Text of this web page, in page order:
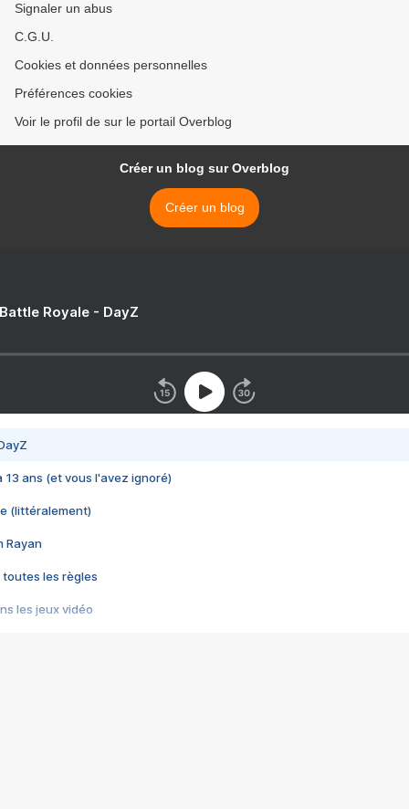
Signaler un abus
C.G.U.
Cookies et données personnelles
Préférences cookies
Voir le profil de sur le portail Overblog
Créer un blog sur Overblog
Créer un blog
Royale - DayZ
13 ans (et vous l'avez ignoré)
(littéralement)
Rayan
toutes les règles
les jeux vidéo